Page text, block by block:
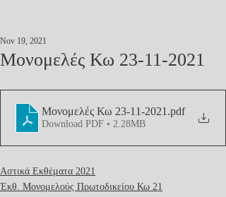
Μονομελές Κω 23-11-2021
Nov 19, 2021
Μονομελές Κω 23-11-2021 .pdf
Download PDF • 2.28MB
Αστικά Εκθέματα 2021
Έκθ. Μονομελούς Πρωτοδικείου Κω 21